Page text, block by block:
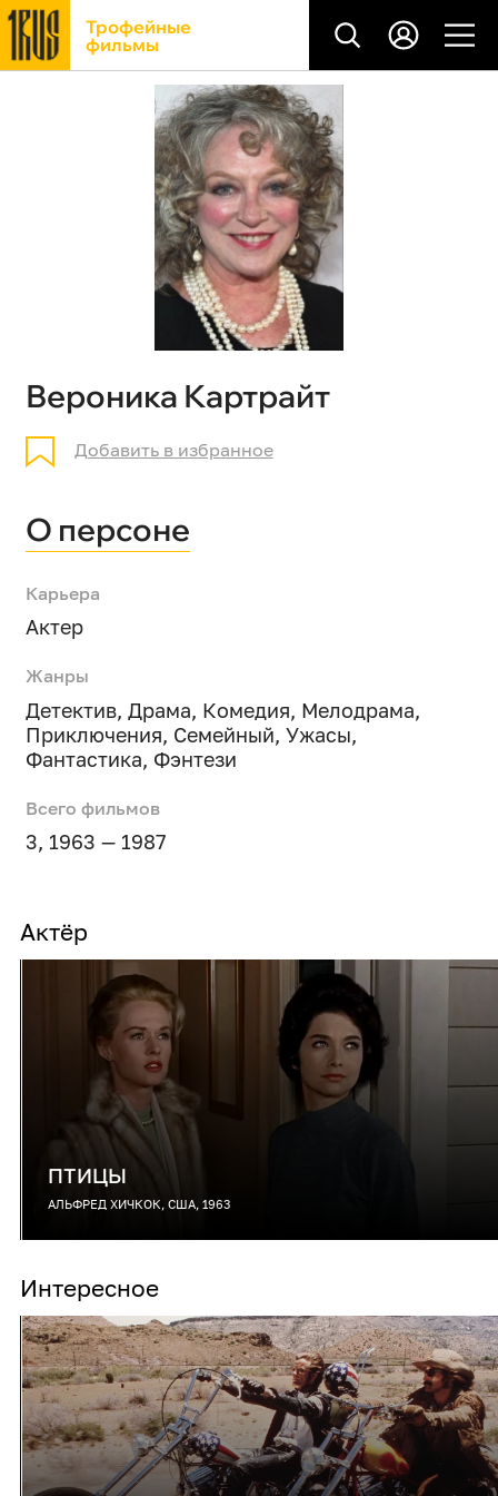
Трофейные
фильмы
Вероника Картрайт
Добавить в избранное
О персоне
Карьера
Актер
Жанры
Детектив, Драма, Комедия, Мелодрама,
Приключения, Семейный, Ужасы,
Фантастика, Фэнтези
Всего фильмов
3, 1963 — 1987
Актёр
ПТИЦЫ
АЛЬФРЕД ХИЧКОК, США, 1963
Интересное